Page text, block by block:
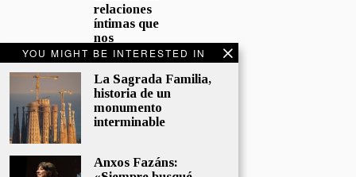
YOU MIGHT BE INTERESTED IN
La Sagrada Familia,
historia de un
monumento
interminable
Anxos Fazáns:
relaciones
íntimas que
nos
afectan»
El hijo de la
cómica, el
homenaje
Sacristán a
Fernán